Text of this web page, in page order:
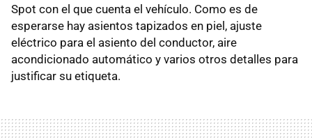
Spot con el que cuenta el vehículo. Como es de
esperarse hay asientos tapizados en piel, ajuste
eléctrico para el asiento del conductor, aire
acondicionado automático y varios otros detalles para
justificar su etiqueta.